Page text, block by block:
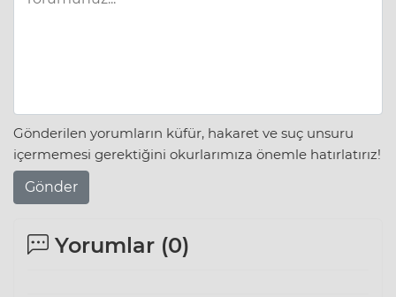
Gönderilen yorumların küfür, hakaret ve suç unsuru
içermemesi gerektiğini okurlarımıza önemle hatırlatırız!
Gönder
Yorumlar (0)